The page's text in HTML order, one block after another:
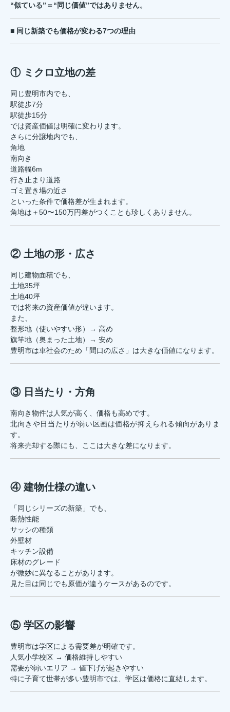
“似ている”＝“同じ価値”ではありません。
■ 同じ新築でも価格が変わる7つの理由
① ミクロ立地の差
同じ豊明市内でも、
駅徒歩7分
駅徒歩15分
では資産価値は明確に変わります。
さらに分譲地内でも、
角地
南向き
道路幅6m
行き止まり道路
ゴミ置き場の近さ
といった条件で価格差が生まれます。
角地は＋50〜150万円差がつくことも珍しくありません。
② 土地の形・広さ
同じ建物面積でも、
土地35坪
土地40坪
では将来の資産価値が違います。
また、
整形地（使いやすい形）→ 高め
旗竿地（奥まった土地）→ 安め
豊明市は車社会のため「間口の広さ」は大きな価値になります。
③ 日当たり・方角
南向き物件は人気が高く、価格も高めです。
北向きや日当たりが弱い区画は価格が抑えられる傾向がありま
す。
将来売却する際にも、ここは大きな差になります。
④ 建物仕様の違い
「同じシリーズの新築」でも、
断熱性能
サッシの種類
外壁材
キッチン設備
床材のグレード
が微妙に異なることがあります。
見た目は同じでも原価が違うケースがあるのです。
⑤ 学区の影響
豊明市は学区による需要差が明確です。
人気小学校区 → 価格維持しやすい
需要が弱いエリア → 値下げが起きやすい
特に子育て世帯が多い豊明市では、学区は価格に直結します。